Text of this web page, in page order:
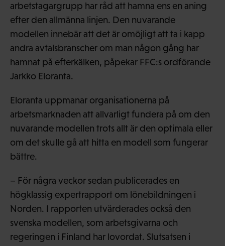
arbetstagargrupp har råd att hamna ens en aning
efter den allmänna linjen. Den nuvarande
modellen innebär att det är omöjligt att ta i kapp
andra avtalsbranscher om man någon gång har
hamnat på efterkälken, påpekar FFC:s ordförande
Jarkko Eloranta.
Eloranta uppmanar organisationerna på
arbetsmarknaden att allvarligt fundera på om den
nuvarande modellen trots allt är den optimala eller
om det skulle gå att hitta en modell som fungerar
bättre.
– För några veckor sedan publicerades en
högklassig expertrapport om lönebildningen i
Norden. I rapporten utvärderades också den
svenska modellen, som arbetsgivarna och
regeringen i Finland har lovordat. Slutsatsen i